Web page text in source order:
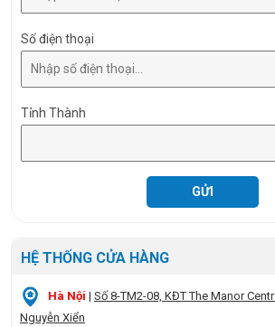
Số điện thoại
Tỉnh Thành
HỆ THỐNG CỬA HÀNG
Hà Nội | Số 8-TM2-08, KĐT The Manor
Nguyễn Xiển